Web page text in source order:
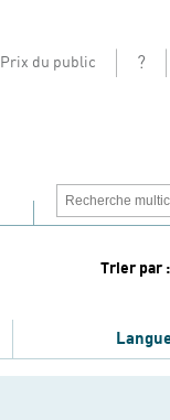
Prix du public ?
Trier par :